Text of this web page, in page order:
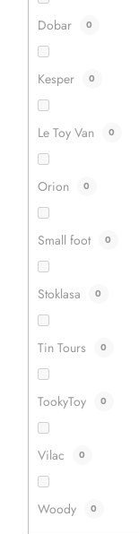
Dobar 0
Kesper 0
Le Toy Van 0
Orion 0
Small foot 0
Stoklasa 0
Tin Tours 0
TookyToy 0
Vilac 0
Woody 0
159 Kč
pomůcka, která
vkládání